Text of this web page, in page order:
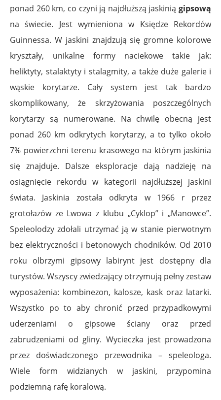
ponad 260 km, co czyni ją najdłuższą jaskinią gipsową
na świecie. Jest wymieniona w Księdze Rekordów
Guinnessa. W jaskini znajdzują się gromne kolorowe
kryształy, unikalne formy naciekowe takie jak:
heliktyty, stalaktyty i stalagmity, a także duże galerie i
wąskie korytarze. Cały system jest tak bardzo
skomplikowany, że skrzyżowania poszczególnych
korytarzy są numerowane. Na chwilę obecną jest
ponad 260 km odkrytych korytarzy, a to tylko około
7% powierzchni terenu krasowego na którym jaskinia
się znajduje. Dalsze eksploracje dają nadzieję na
osiągnięcie rekordu w kategorii najdłuższej jaskini
świata. Jaskinia została odkryta w 1966 r przez
grotołazów ze Lwowa z klubu „Cyklop” i „Manowce”.
Speleolodzy zdołali utrzymać ją w stanie pierwotnym
bez elektryczności i betonowych chodników. Od 2010
roku olbrzymi gipsowy labirynt jest dostępny dla
turystów. Wszyscy zwiedzający otrzymują pełny zestaw
wyposażenia: kombinezon, kalosze, kask oraz latarki.
Wszystko po to aby chronić przed przypadkowymi
uderzeniami o gipsowe ściany oraz przed
zabrudzeniami od gliny. Wycieczka jest prowadzona
przez doświadczonego przewodnika – speleologa.
Wiele form widzianych w jaskini, przypomina
podziemną rafę koralową.